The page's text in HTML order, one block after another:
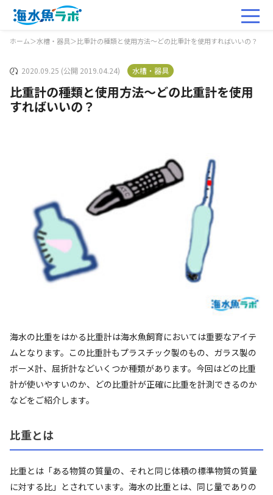
ホーム＞水槽・器具＞比重計の種類と使用方法～どの比重計を使用すればいいの？
2020.09.25 (公開 2019.04.24) 水槽・器具
比重計の種類と使用方法～どの比重計を使用
すればいいの？
海水の比重をはかる比重計は海水魚飼育においては重要なアイテ
ムとなります。この比重計もプラスチック製のもの、ガラス製の
ボーメ計、屈折計などいくつか種類があります。今回はどの比重
計が使いやすいのか、どの比重計が正確に比重を計測できるのか
などをご紹介します。
比重とは
比重とは「ある物質の質量の、それと同じ体積の標準物質の質量
に対する比」とされています。海水の比重とは、同じ量でありの